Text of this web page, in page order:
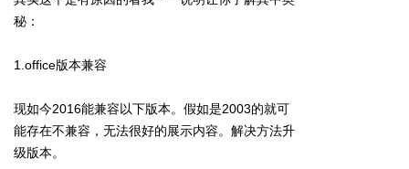
秘：
1.office版本兼容
现如今2016能兼容以下版本。假如是2003的就可
能存在不兼容，无法很好的展示内容。解决方法升
级版本。